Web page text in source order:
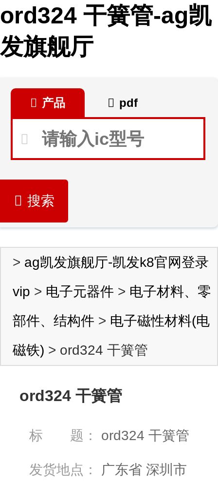
ord324 干簧管-ag凯
发旗舰厅
产品 pdf
搜索
> ag凯发旗舰厅-凯发k8官网登录
vip > 电子元器件 > 电子材料、零
部件、结构件 > 电子磁性材料(电
磁铁) > ord324 干簧管
ord324 干簧管
标 题： ord324 干簧管
发货地点： 广东省 深圳市